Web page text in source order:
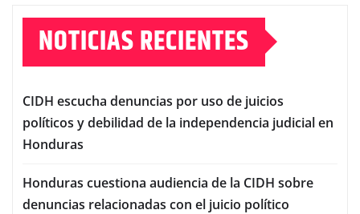
NOTICIAS RECIENTES
CIDH escucha denuncias por uso de juicios
políticos y debilidad de la independencia judicial en
Honduras
Honduras cuestiona audiencia de la CIDH sobre
denuncias relacionadas con el juicio político